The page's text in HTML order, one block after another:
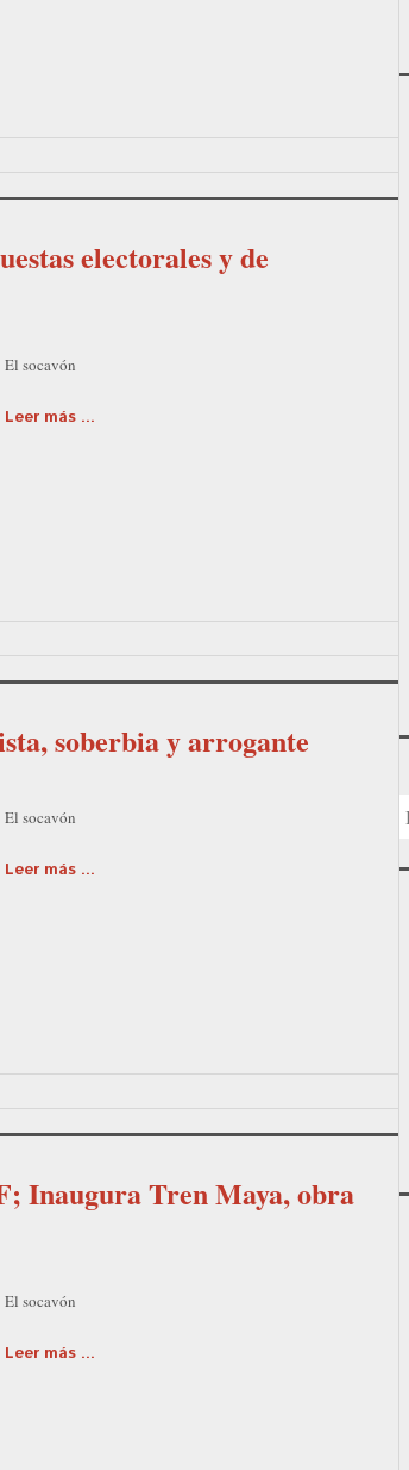
electorales y de
El socavón
Leer más ...
soberbia y arrogante
El socavón
Leer más ...
Inaugura Tren Maya, obra
El socavón
Leer más ...